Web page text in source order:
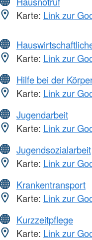
Karte: Link zur
Karte: Link zur
Hilfe bei der
Karte: Link zur
Jugendarbeit
Karte: Link zur
Jugendsozialarbeit
Karte: Link zur
Krankentransport
Karte: Link zur
Kurzzeitpflege
Karte: Link zur